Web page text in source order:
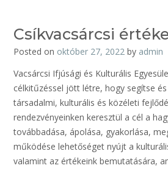
Csíkvacsárcsi
Posted on október 27, 2022 by admin
Vacsárcsi Ifjúsági és Kulturális
célkitűzéssel jött létre, hogy segítse
társadalmi, kulturális és közéleti
rendezvényeinken keresztül a cél a
továbbadása, ápolása, gyakorlása,
működése lehetőséget nyújt a
valamint az értékeink bemutatására,